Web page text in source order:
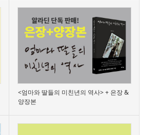
<엄마와 딸들의 미친년의 역사> + 은장 &
양장본